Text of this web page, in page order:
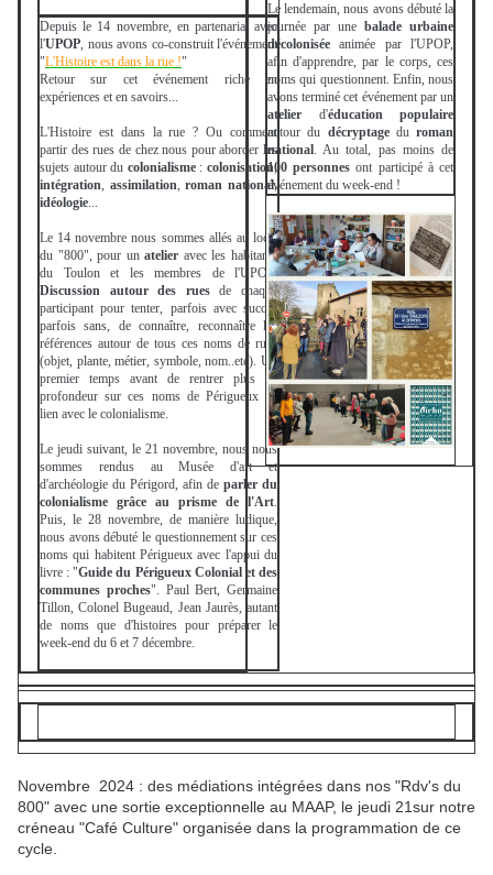
Depuis le 14 novembre, en partenariat avec
l'UPOP, nous avons co-construit l'événement
"L'Histoire est dans la rue !"
Retour sur cet événement riche en
expériences et en savoirs...
L'Histoire est dans la rue ? Ou comment
partir des rues de chez nous pour aborder les
sujets autour du colonialisme:colonisation,
intégration, assimilation,roman national,
idéologie...
Le 14 novembre nous sommes allés au local
du "800", pour unatelier avec les habitants
du Toulon et les membres de l'UPOP.
Discussion autour des ruesde chaque
participant pour tenter, parfois avec succès
parfois sans, de connaître, reconnaître les
références autour de tous ces noms de rues
(objet, plante, métier, symbole, nom..etc). Un
premier temps avant de rentrer plus en
profondeur sur ces noms de Périgueux en
lien avec le colonialisme.
Le jeudi suivant, le 21 novembre, nous nous
sommes rendus au Musée d'art et
d'archéologie du Périgord, afin de parler du
colonialisme grâce au prisme de l'Art.
Puis, le 28 novembre, de manière ludique,
nous avons débuté le questionnement sur ces
noms qui habitent Périgueux avec l'appui du
livre : "Guide du Périgueux Colonial et des
communes proches". Paul Bert, Germaine
Tillon, Colonel Bugeaud, Jean Jaurès, autant
de noms que d'histoires pour préparer le
week-end du 6 et 7 décembre.
Le lendemain, nous avons débuté la
journée par une balade urbaine
décolonisée animée par l'UPOP,
afin d'apprendre, par le corps, ces
noms qui questionnent. Enfin, nous
avons terminé cet événement par un
atelier d'éducation
populaire
autour du décryptagedu roman
national. Au total, pas moins de
100 personnes ont participé à cet
événement du week-end !
Novembre 2024 : des médiations intégrées dans nos "Rdv's du
800" avec une sortie exceptionnelle au MAAP, le jeudi 21sur notre
créneau "Café Culture" organisée dans la programmation de ce
cycle.